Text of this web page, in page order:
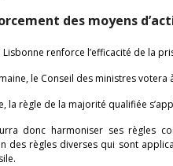
des moyens
Lisbonne renforce l’efficacité de la
le Conseil des ministres
la règle de la majorité qualifiée
donc harmoniser ses règles
des règles diverses qui sont